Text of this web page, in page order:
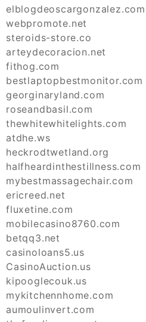
elblogdeoscargonzalez.com
webpromote.net
steroids-store.co
arteydecoracion.net
fithog.com
bestlaptopbestmonitor.com
georginaryland.com
roseandbasil.com
thewhitewhitelights.com
atdhe.ws
heckrodtwetland.org
halfheardinthestillness.com
mybestmassagechair.com
ericreed.net
fluxetine.com
mobilecasino8760.com
betqq3.net
casinoloans5.us
CasinoAuction.us
kipooglecouk.us
mykitchennhome.com
aumoulinvert.com